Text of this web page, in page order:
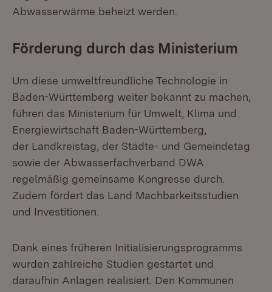
Abwasserwärme beheizt werden.
Förderung durch das Ministerium
Um diese umweltfreundliche Technologie in
Baden-Württemberg weiter bekannt zu machen,
führen das Ministerium für Umwelt, Klima und
Energiewirtschaft Baden-Württemberg,
der Landkreistag, der Städte- und Gemeindetag
sowie der Abwasserfachverband DWA
regelmäßig gemeinsame Kongresse durch.
Zudem fördert das Land Machbarkeitsstudien
und Investitionen.
Dank eines früheren Initialisierungsprogramms
wurden zahlreiche Studien gestartet und
daraufhin Anlagen realisiert. Den Kommunen